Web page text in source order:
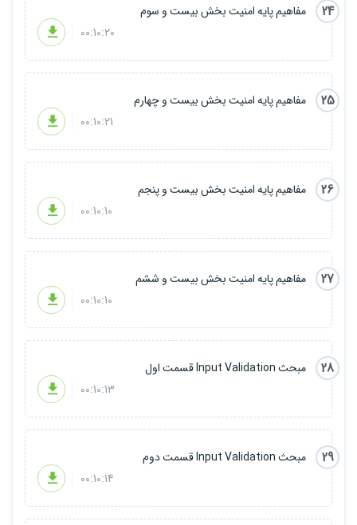
24
مفاهیم پایه امنیت بخش بیست و سوم
00:10:20
25
مفاهیم پایه امنیت بخش بیست و چهارم
00:10:21
26
مفاهیم پایه امنیت بخش بیست و پنجم
00:10:10
27
مفاهیم پایه امنیت بخش بیست و ششم
00:10:10
28
مبحث Input Validation قسمت اول
00:10:13
29
مبحث Input Validation قسمت دوم
00:10:14